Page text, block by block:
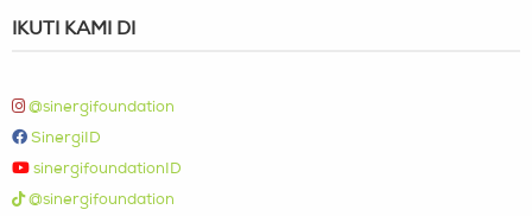
IKUTI KAMI DI
@sinergifoundation
SinergiID
sinergifoundationID
@sinergifoundation